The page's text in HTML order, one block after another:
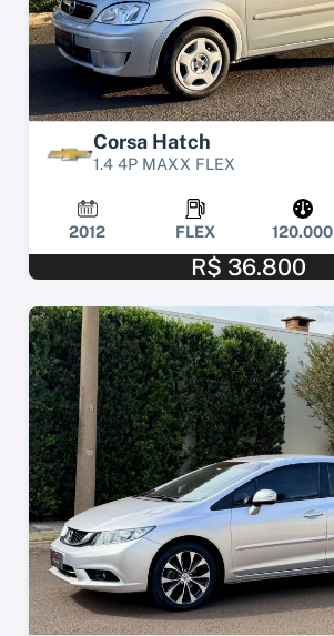
Corsa Hatch
1.4 4P MAXX FLEX
2012 FLEX 120.000
R$ 36.800